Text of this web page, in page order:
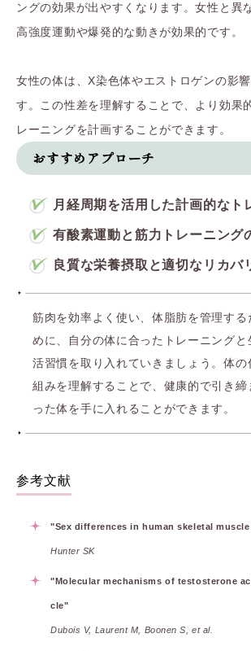
ングの効果が出やすくなります。女性と異
高強度運動や爆発的な動きが効果的です。
女性の体は、X染色体やエストロゲンの影
す。この性差を理解することで、より効果
レーニングを計画することができます。
おすすめアプローチ
月経周期を活用した計画的なト
有酸素運動と筋力トレーニング
良質な栄養摂取と適切なリカバ
筋肉を効率よく使い、体脂肪を管理する
めに、自分の体に合ったトレーニングと
活習慣を取り入れていきましょう。体の
組みを理解することで、健康的で引き締
った体を手に入れることができます。
参考文献
"Sex differences in human skeletal
Hunter SK
"Molecular mechanisms of testosterone
cle"
Dubois V, Laurent M, Boonen S, et al.